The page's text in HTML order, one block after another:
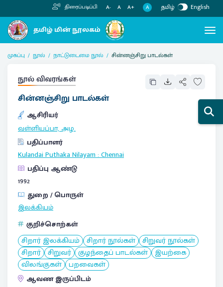
திரைப்படிப்பி A- A A+ A தமிழ் English
முகப்பு நூல் நாட்டுடைமை நூல் சின்னஞ்சிறு பாடல்கள்
நூல் விவரங்கள்
சின்னஞ்சிறு பாடல்கள்
ஆசிரியர்
வள்ளியப்பா, அழ.
பதிப்பாளர்
Kulandai Puthaka Nilayam:Chennai
பதிப்பு ஆண்டு
1992
துறை / பொருள்
இலக்கியம்
குறிச்சொற்கள்
சிறார் இலக்கியம் சிறார் நூல்கள் சிறுவர் நூல்கள்
சிறார் சிறுவர் குழந்தைப் பாடல்கள் இயற்கை
விலங்குகள் பறவைகள்
ஆவண இருப்பிடம்